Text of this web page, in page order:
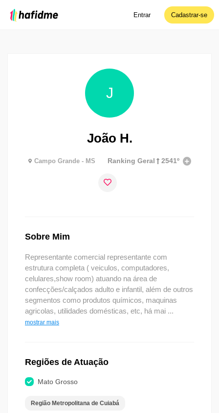
Entrar Cadastrar-se
J
João H.
Campo Grande - MS Ranking Geral 2541º
Sobre Mim
Representante comercial representante com
estrutura completa ( veiculos, computadores,
celulares,show room) atuando na área de
confecções/calçados adulto e infantil, além de outros
segmentos como produtos químicos, maquinas
agricolas, utilidades domésticas, etc, há mai ...
mostrar mais
Regiões de Atuação
Mato Grosso
Região Metropolitana de Cuiabá